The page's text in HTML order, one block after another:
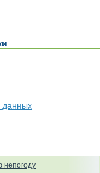
непогоду